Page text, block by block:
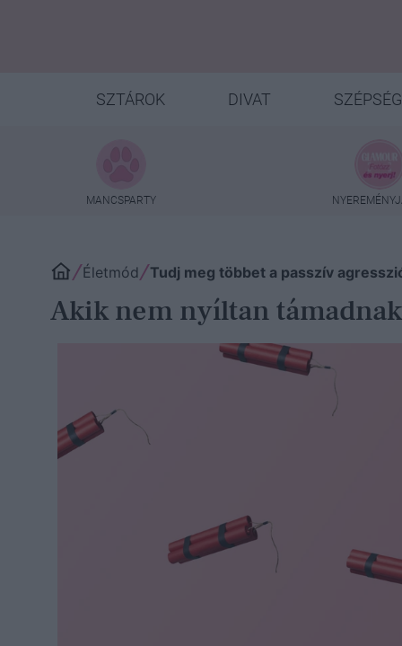
SZTÁROK DIVAT SZÉPSÉG
MANCSPARTY
Életmód Tudj meg többet a passzív
Akik nem nyíltan